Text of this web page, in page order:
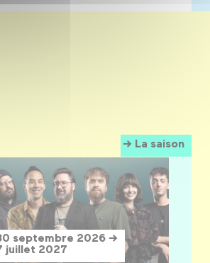
La saison
septembre 2026 →
juillet 2027